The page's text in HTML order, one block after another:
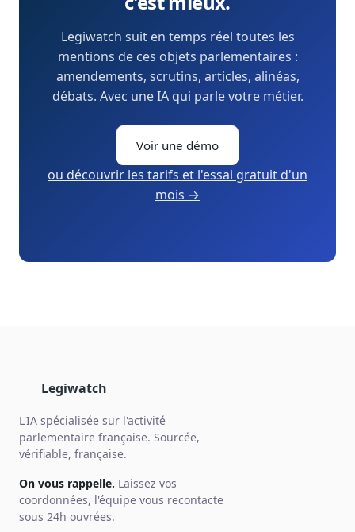
Legiwatch suit en temps réel toutes les
mentions de ces objets parlementaires :
amendements, scrutins, articles, alinéas,
débats. Avec une IA qui parle votre métier.
Voir une démo
ou découvrir les tarifs et l'essai gratuit d'un
mois →
Legiwatch
L'IA spécialisée sur l'activité
parlementaire française. Sourcée,
vérifiable, française.
On vous rappelle. Laissez vos
coordonnées, l'équipe vous recontacte
sous 24h ouvrées.